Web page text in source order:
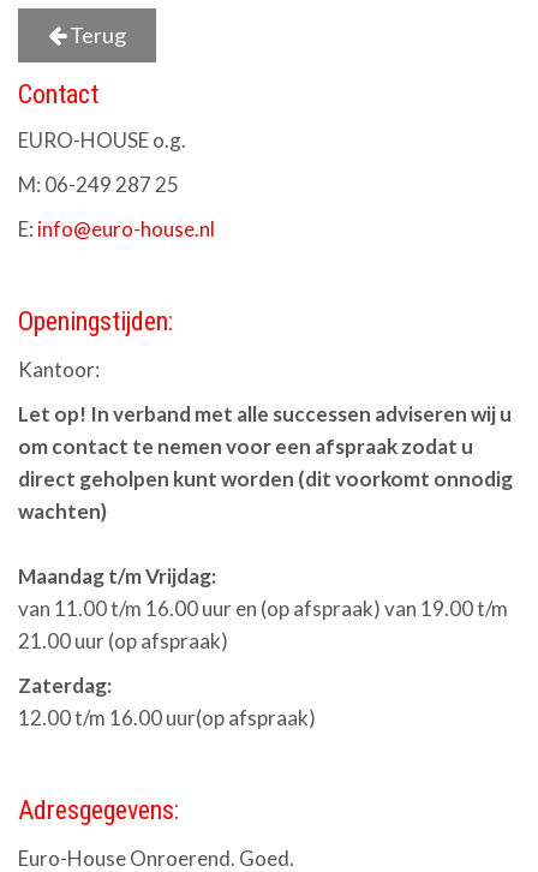
Terug
Contact
EURO-HOUSE o.g.
M: 06-249 287 25
E: info@euro-house.nl
Openingstijden:
Kantoor:
Let op! In verband met alle successen adviseren wij u
om contact te nemen voor een afspraak zodat u
direct geholpen kunt worden (dit voorkomt onnodig
wachten)
Maandag t/m Vrijdag:
van 11.00 t/m 16.00 uur en (op afspraak) van 19.00 t/m
21.00 uur (op afspraak)
Zaterdag:
12.00 t/m 16.00 uur(op afspraak)
Adresgegevens:
Euro-House Onroerend. Goed.